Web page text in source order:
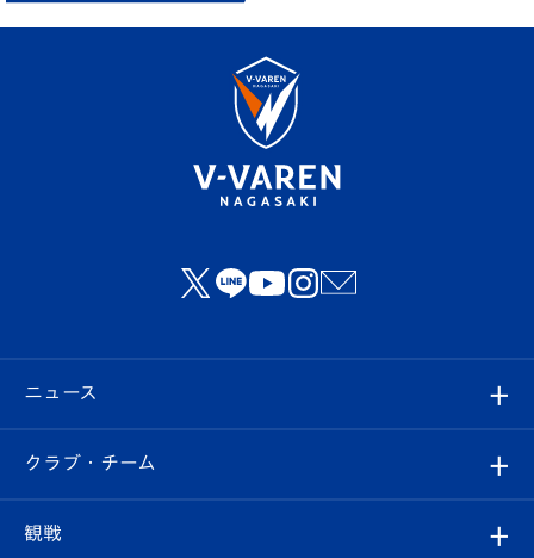
ニュース
すべて
クラブ・チーム
観戦